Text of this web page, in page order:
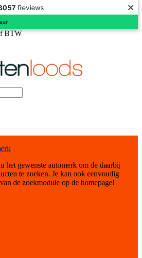
Reviews ×
BTW
het gewenste automerk om de daarbij
te zoeken. Je kan ook eenvoudig
de zoekmodule op de homepage!